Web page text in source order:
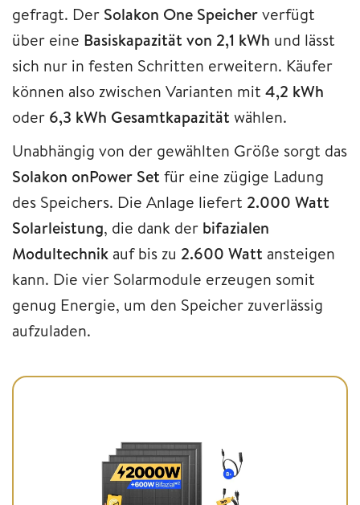
gefragt. Der Solakon One Speicherverfügt
über eine Basiskapazität von 2,1 kWh und lässt
sich nur in festen Schritten erweitern. Käufer
können also zwischen Varianten mit 4,2 kWh
oder 6,3 kWh Gesamtkapazität wählen.
Unabhängig von der gewählten Größe sorgt das
Solakon onPower Set für eine zügige Ladung
des Speichers. Die Anlage liefert 2.000 Watt
Solarleistung, die dank der bifazialen
Modultechnik auf bis zu 2.600 Watt ansteigen
kann. Die vier Solarmodule erzeugen somit
genug Energie, um den Speicher zuverlässig
aufzuladen.